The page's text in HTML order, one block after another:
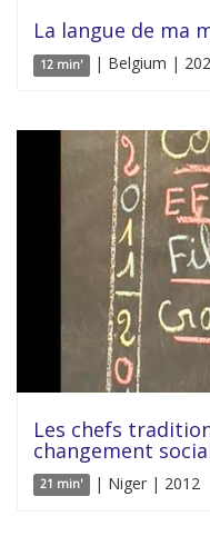
La langue de ma
12 min' | Belgium |
Les chefs
changement
21 min' | Niger | 2012